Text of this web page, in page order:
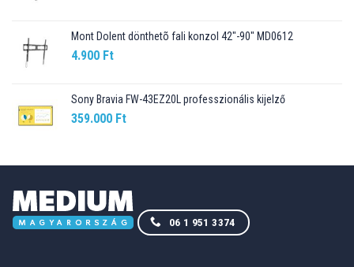
Mont Dolent dönthetõ fali konzol 42"-90" MD0612
4.900 Ft
Sony Bravia FW-43EZ20L professzionális kijelző
359.000 Ft
06 1 951 3374